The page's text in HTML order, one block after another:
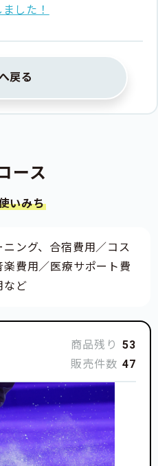
した！
戻る
ース
いみち
ニング、合宿費用／コス
楽費用／医療サポート費
など
商品残り 53
販売件数 47